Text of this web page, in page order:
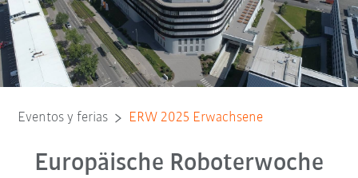
Eventos y ferias ERW 2025 Erwachsene
Europäische Roboterwoche